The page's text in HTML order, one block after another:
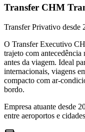
Transfer CHM
Transfer Privativo desde
O Transfer Executivo
trajeto com
antes da viagem. Ideal
internacionais, viagens
compacto com ar-
bordo.
Empresa atuante desde
entre aeroportos e